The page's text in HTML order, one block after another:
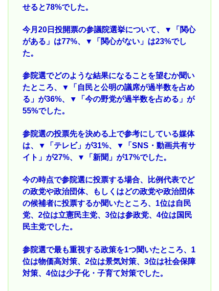
せると78%でした。
今月20日投開票の参議院選挙について、▼「関心
がある」は77%、▼「関心がない」は23%でし
た。
参院選でどのような結果になることを望むか聞い
たところ、▼「自民と公明の議席が過半数を占め
る」が36%、▼「今の野党が過半数を占める」が
55%でした。
参院選の投票先を決める上で参考にしている媒体
は、▼「テレビ」が31%、▼「SNS・動画共有サ
イト」が27%、▼「新聞」が17%でした。
今の時点で参院選に投票する場合、比例代表でど
の政党や政治団体、もしくはどの政党や政治団体
の候補者に投票するか聞いたところ、1位は自民
党、2位は立憲民主党、3位は参政党、4位は国民
民主党でした。
参院選で最も重視する政策を1つ聞いたところ、1
位は物価高対策、2位は景気対策、3位は社会保障
対策、4位は少子化・子育て対策でした。